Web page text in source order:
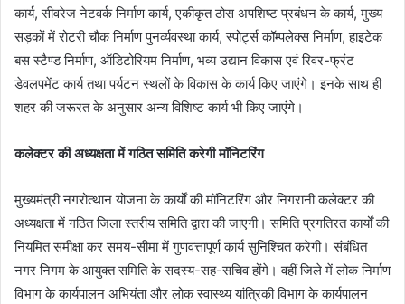
कार्य, सीवरेज नेटवर्क निर्माण कार्य, एकीकृत ठोस अपशिष्ट प्रबंधन के कार्य, मुख्य
सड़कों में रोटरी चौक निर्माण पुनर्व्यवस्था कार्य, स्पोर्ट्स कॉम्पलेक्स निर्माण, हाइटेक
बस स्टैण्ड निर्माण, ऑडिटोरियम निर्माण, भव्य उद्यान विकास एवं रिवर-फ्रंट
डेवलपमेंट कार्य तथा पर्यटन स्थलों के विकास के कार्य किए जाएंगे। इनके साथ ही
शहर की जरूरत के अनुसार अन्य विशिष्ट कार्य भी किए जाएंगे।
कलेक्टर की अध्यक्षता में गठित समिति करेगी मॉनिटरिंग
मुख्यमंत्री नगरोत्थान योजना के कार्यों की मॉनिटरिंग और निगरानी कलेक्टर की
अध्यक्षता में गठित जिला स्तरीय समिति द्वारा की जाएगी। समिति प्रगतिरत कार्यों की
नियमित समीक्षा कर समय-सीमा में गुणवत्तापूर्ण कार्य सुनिश्चित करेगी। संबंधित
नगर निगम के आयुक्त समिति के सदस्य-सह-सचिव होंगे। वहीं जिले में लोक निर्माण
विभाग के कार्यपालन अभियंता और लोक स्वास्थ्य यांत्रिकी विभाग के कार्यपालन